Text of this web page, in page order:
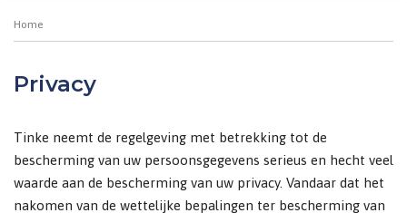
Home
Privacy
Tinke neemt de regelgeving met betrekking tot de
bescherming van uw persoonsgegevens serieus en hecht veel
waarde aan de bescherming van uw privacy. Vandaar dat het
nakomen van de wettelijke bepalingen ter bescherming van